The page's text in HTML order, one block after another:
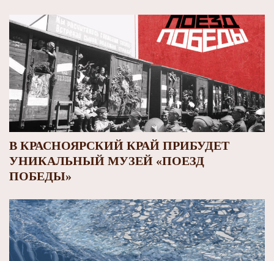
В КРАСНОЯРСКИЙ КРАЙ ПРИБУДЕТ
УНИКАЛЬНЫЙ МУЗЕЙ «ПОЕЗД
ПОБЕДЫ»